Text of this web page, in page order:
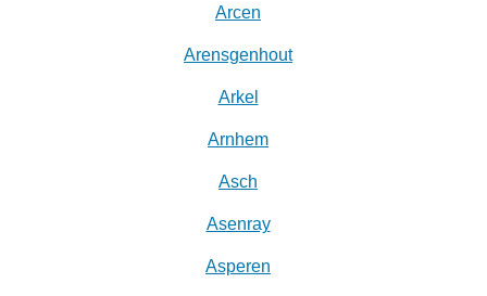
Arcen
Arensgenhout
Arkel
Arnhem
Asch
Asenray
Asperen